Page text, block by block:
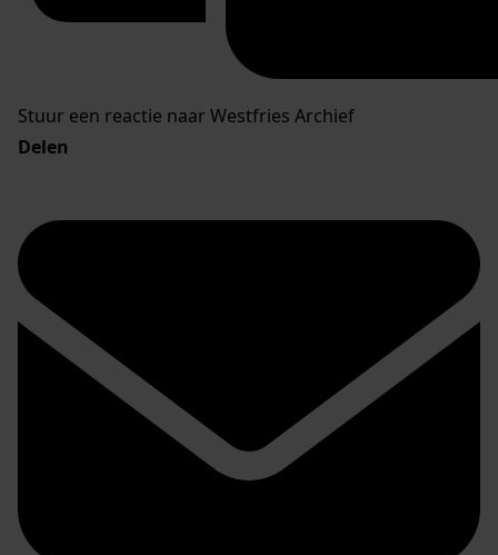
Stuur een reactie naar Westfries Archief
Delen